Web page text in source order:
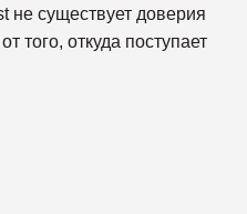
не существует доверия
того, откуда поступает
контекста запроса и